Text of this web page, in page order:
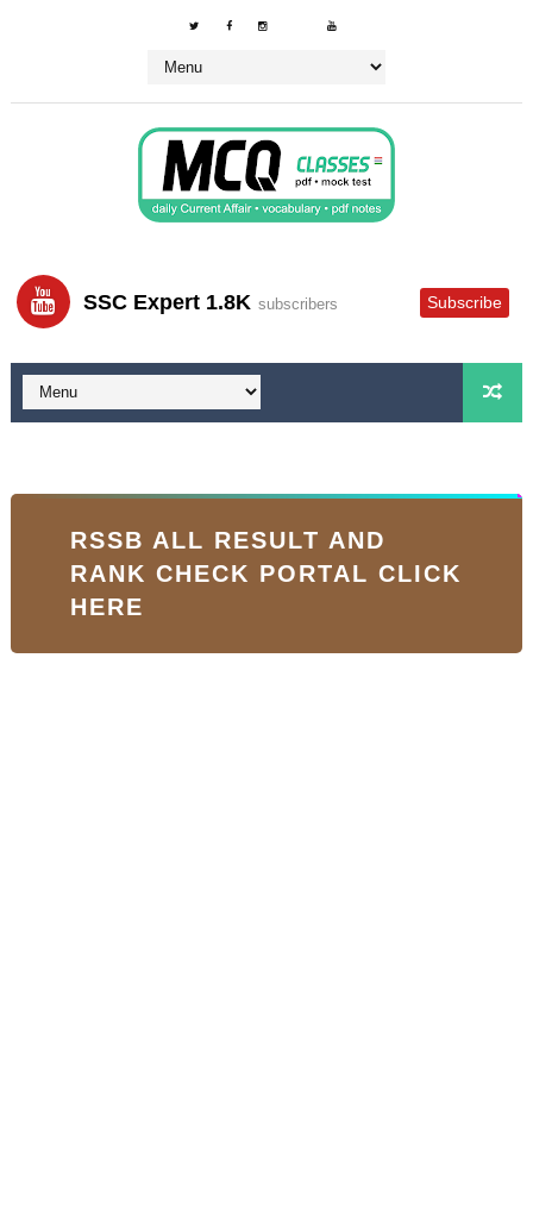
SSC Expert 1.8K subscribers Subscribe
RSSB ALL RESULT AND
RANK CHECK PORTAL CLICK
HERE